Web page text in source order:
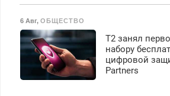
6 Авг, ОБЩЕСТВО
Т2 занял
набору
цифровой
Partners